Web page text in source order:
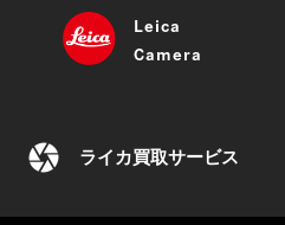
Leica
Camera
camera ライカ買取サービス